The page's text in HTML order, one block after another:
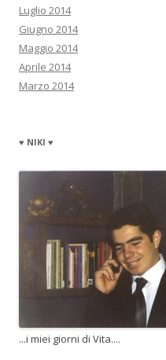
Luglio 2014
Giugno 2014
Maggio 2014
Aprile 2014
Marzo 2014
♥ NIKI ♥
...i miei giorni di Vita....